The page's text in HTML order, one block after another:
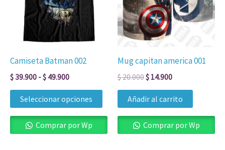
Camiseta Batman 002
$39.900 -$ 49.900
$ 49.900
Seleccionar opciones
variantes.
opciones
pueden
elegir
la
Comprar por Wp
Mug capitan america 001
$20.000$ 14.900
Añadir al carrito
Comprar por Wp